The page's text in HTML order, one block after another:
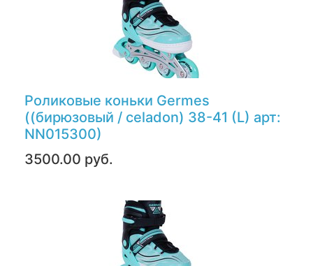
Роликовые коньки Germes
((бирюзовый / celadon) 38-41 (L) арт:
NN015300)
3500.00 руб.